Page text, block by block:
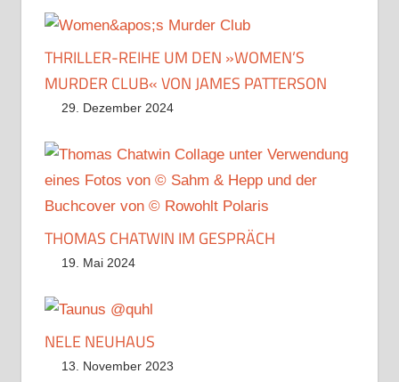
THRILLER-REIHE UM DEN »WOMEN’S
MURDER CLUB« VON JAMES PATTERSON
29. Dezember 2024
THOMAS CHATWIN IM GESPRÄCH
19. Mai 2024
NELE NEUHAUS
13. November 2023